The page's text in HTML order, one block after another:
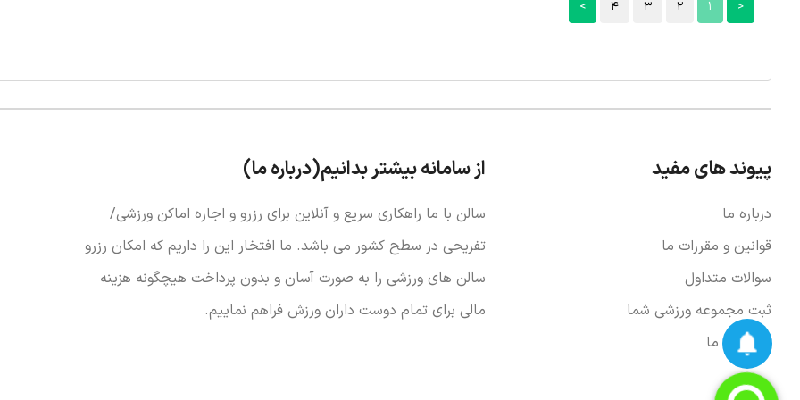
<
1
2
3
4
>
پیوند های مفید
درباره ما
قوانین و مقررات ما
سوالات متداول
ثبت مجموعه ورزشی شما
ارتباط با ما
از سامانه بیشتر بدانیم(درباره ما)
سالن با ما راهکاری سریع و آنلاین برای رزرو و اجاره اماکن ورزشی/
تفریحی در سطح کشور می باشد. ما افتخار این را داریم که امکان رزرو
سالن های ورزشی را به صورت آسان و بدون پرداخت هیچگونه هزینه
مالی برای تمام دوست داران ورزش فراهم نماییم.